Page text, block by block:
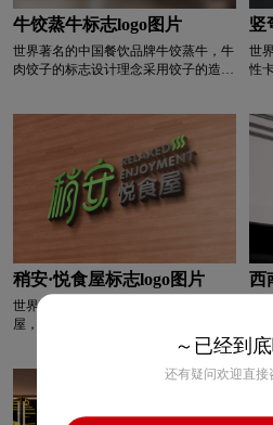
牛奶logo设计 奶茶logo设计
奶粉logo设计 N字母酒店logo
葡萄酒logo设计
培训机构logo设计 P字母酒
清洁用品logo设计 浅蓝色logo
人logo设计
肉logo设计
牛饺蒸牛标志logo图片
世界著名的中国餐饮品牌牛饺蒸牛，牛
肉饺子的标志设计理念采用饺子的造
和黑色体现中国元素，呈现饺子文化。
竖
世
性
产
撩
第
的
头
合
现
稍安·悦食屋标志logo图片
世界著名的中国餐饮品牌稍安·悦食
屋，稍安·悦食屋logo设计以字体为主，
增强品牌特异性、快速记忆、更直观。
力，给人以轻松愉悦之感。 将辅助图
形与空灵的香气相结合，体现餐饮行业
的属性。 标志整体简约时尚，色彩健
西
世
南
着
的
食
了
代
～已经到
还有疑问欢迎直接